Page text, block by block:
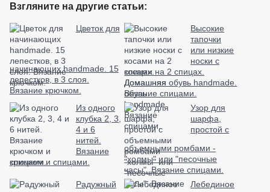
Взгляните на другие статьи:
Цветок для
начинающих handmade. 15
лепестков, в 3 слоя.
Вязание крючком.
Высокие
тапочки
или низкие
носки с
косами на 2 спицах.
Домашняя обувь handmade.
Вязание спицами.
Из одного
клубка 2, 3,
4 и 6
нитей.
Вязание
крючком и спицами.
Узор для
шарфа,
простой с
объемными ромбами -
"холмы" или "песочные
часы". Вязание спицами.
Радужный
Лебединое